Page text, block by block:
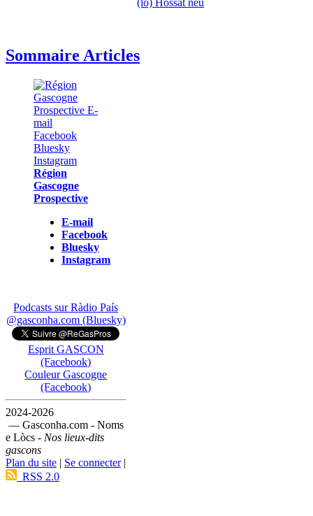
Sommaire Articles
Région
Gascogne
Prospective
E-mail
Facebook
Bluesky
Instagram
Podcasts sur Ràdio País
@gasconha.com (Bluesky)
Esprit GASCON
(Facebook)
Couleur Gascogne
(Facebook)
2024-2026
— Gasconha.com - Noms
e Lòcs - Nos lieux-dits
gascons
Plan du site | Se connecter|
RSS 2.0